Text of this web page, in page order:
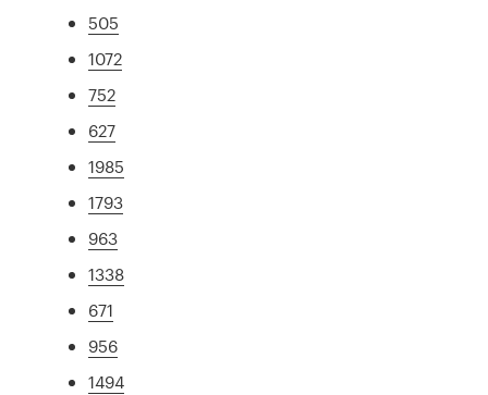
505
1072
752
627
1985
1793
963
1338
671
956
1494